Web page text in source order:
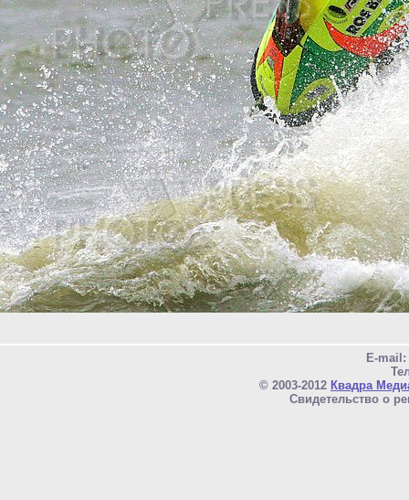
E-mail:
© 2003-2012 Квадра
Свидетельство о